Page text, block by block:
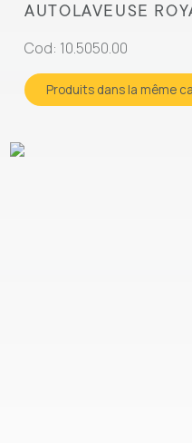
AUTOLAVEUSE
Cod: 10.5050.00